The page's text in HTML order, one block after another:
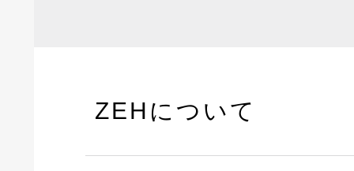
ZEHについて